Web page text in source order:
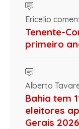
Ericelio
Tenente-
primeiro
Alberto
Bahia tem
eleitores
Gerais 2026